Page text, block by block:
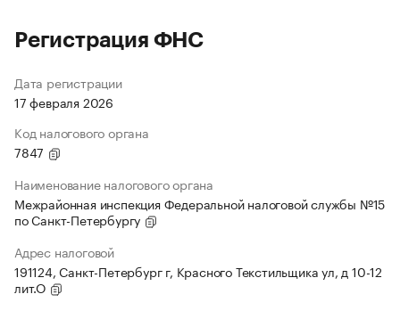
Регистрация ФНС
Дата регистрации
17 февраля 2026
Код налогового органа
7847
Наименование налогового органа
Межрайонная инспекция Федеральной налоговой службы №15
по Санкт-Петербургу
Адрес налоговой
191124, Санкт-Петербург г, Красного Текстильщика ул, д 10-12
лит.О